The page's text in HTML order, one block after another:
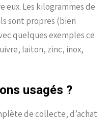
Les kilogrammes de
sont propres (bien
quelques exemples ce
laiton, zinc, inox,
usagés ?
de collecte, d’achat